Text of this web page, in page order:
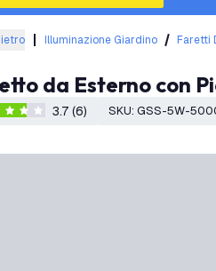
Illuminazione Giardino Faretti
da Esterno con
di valutazione
3.7 (6) SKU: GSS-5W-